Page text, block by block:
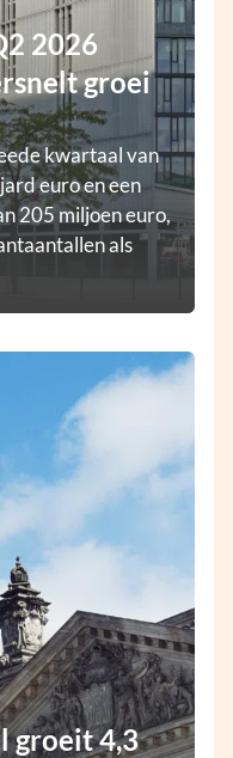
2026
groei
kwartaal van
euro en een
205 miljoen euro,
als
groeit 4,3